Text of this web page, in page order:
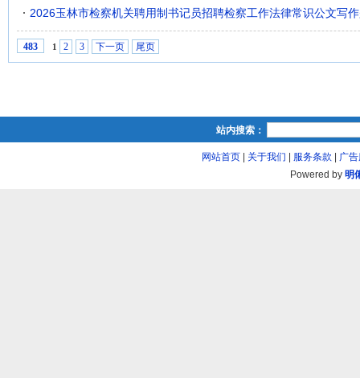
2026玉林市检察机关聘用制书记员招聘检察工作法律常识公文写
483 1 2 3 下一页 尾页
站内搜索：
网站首页| 关于我们 服务条款
广
Powered by 明